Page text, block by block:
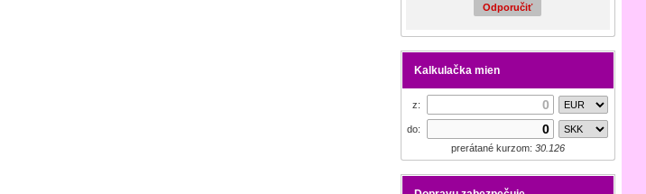
Odporučiť
Kalkulačka mien
z:
do:
prerátané kurzom: 30.126